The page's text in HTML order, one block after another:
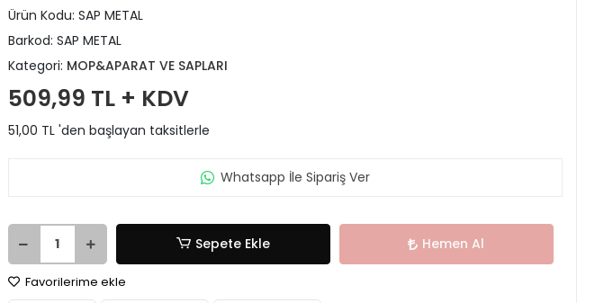
Ürün Kodu: SAP METAL
Barkod: SAP METAL
Kategori: MOP&APARAT VE SAPLARI
509,99 TL + KDV
51,00 TL 'den başlayan taksitlerle
Whatsapp İle Sipariş Ver
Sepete Ekle Hemen Al
Favorilerime ekle